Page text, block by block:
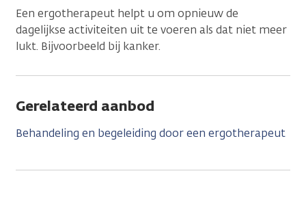
Een ergotherapeut helpt u om opnieuw de
dagelijkse activiteiten uit te voeren als dat niet meer
lukt. Bijvoorbeeld bij kanker.
Gerelateerd aanbod
Behandeling en begeleiding door een ergotherapeut